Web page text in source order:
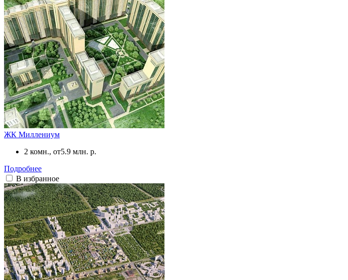
ЖК Миллениум
2 комн., от5.9 млн. р.
Подробнее
В избранное